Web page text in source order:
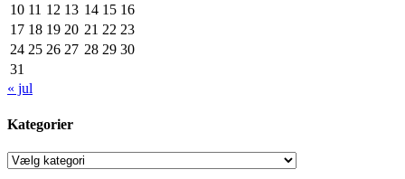
10 11 12 13 14 15 16
17 18 19 20 21 22 23
24 25 26 27 28 29 30
31
« jul
Kategorier
Kategorier